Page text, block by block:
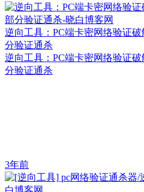
逆向工具：PC端卡密网络验证
分验证通杀
逆向工具：PC端卡密网络验证
分验证通杀
3年前